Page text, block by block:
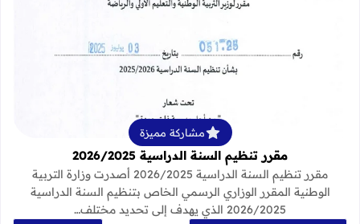
قراءة المزيد عن مقرر تنظيم السنة الدراسية
مشاركة مميزة
مقرر تنظيم السنة الدراسية 2026/2025
مقرر تنظيم السنة الدراسية 2026/2025 أصدرت وزارة التربية
الوطنية المقرر الوزاري الرسمي الخاص بتنظيم السنة الدراسية
2026/2025 الذي يهدف إلى تحديد مختلف…